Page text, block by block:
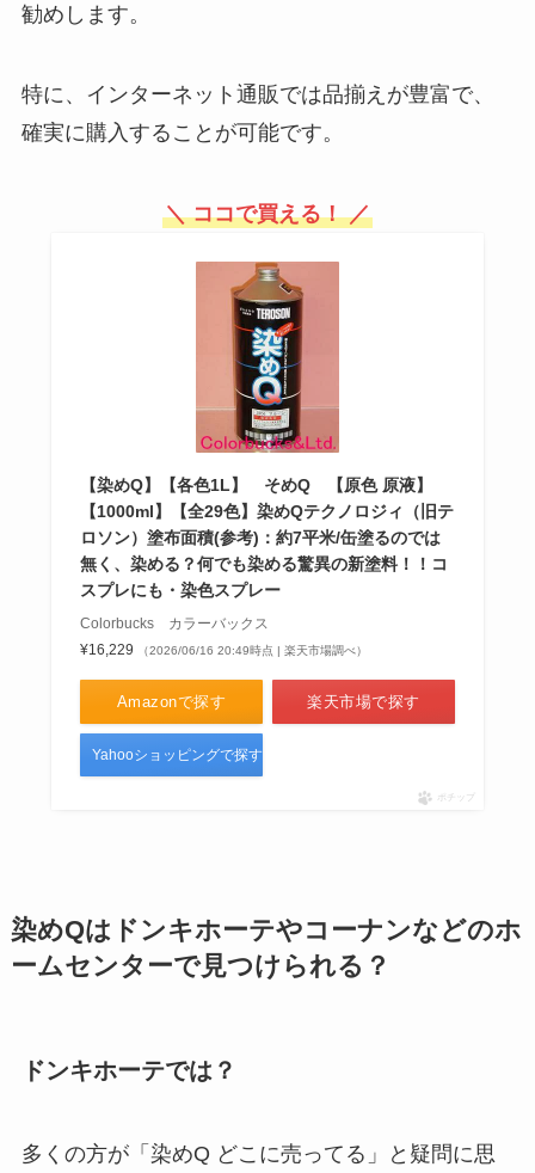
類について調べました！
勧めします。
特に、インターネット通販では品揃えが豊富で、
確実に購入することが可能です。
＼ ココで買える！ ／
【染めQ】【各色1L】 そめQ 【原色 原液】
【1000ml】【全29色】染めQテクノロジィ（旧テ
ロソン）塗布面積(参考)：約7平米/缶塗るのでは
無く、染める？何でも染める驚異の新塗料！！コ
スプレにも・染色スプレー
Colorbucks カラーバックス
¥16,229
（2026/06/16 20:49時点 | 楽天市場調べ）
Amazonで探す 楽天市場で探す
Yahooショッピングで探す
ポチップ
染めQはドンキホーテやコーナンなどのホ
ームセンターで見つけられる？
ドンキホーテでは？
多くの方が「染めQ どこに売ってる」と疑問に思